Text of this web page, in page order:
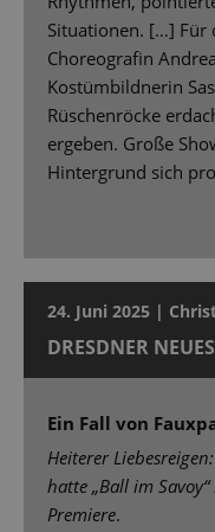
Situationen. […] Für
Choreografin
Kostümbildnerin
Rüschenröcke
ergeben. Große
Hintergrund sich
24. Juni 2025 |
DRESDNER
Ein Fall von
Heiterer
hatte „Ball im
Premiere.